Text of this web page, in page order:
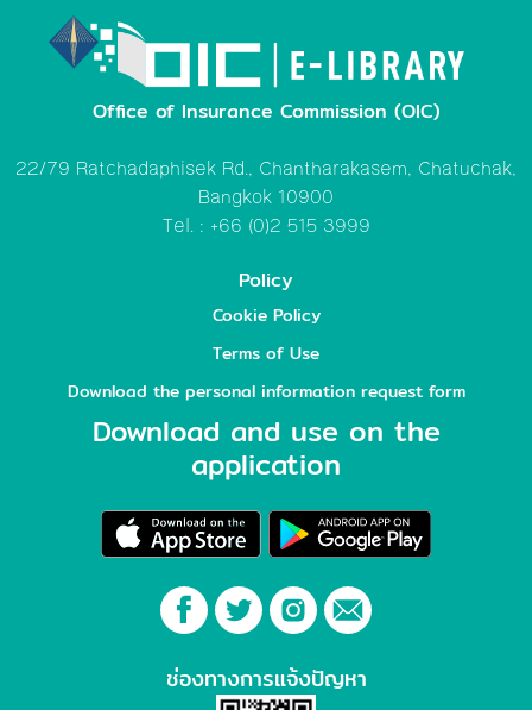
Office of Insurance Commission (OIC)
22/79 Ratchadaphisek Rd., Chantharakasem, Chatuchak,
Bangkok 10900
Tel. : +66 (0)2 515 3999
Policy
Cookie Policy
Terms of Use
Download the personal information request form
Download and use on the
application
ช่องทางการแจ้งปัญหา